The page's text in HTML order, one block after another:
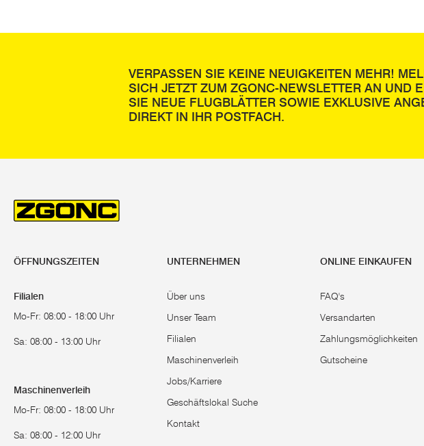
VERPASSEN SIE KEINE NEUIGKEITEN MEHR!
SICH JETZT ZUM ZGONC-NEWSLETTER AN UND
SIE NEUE FLUGBLÄTTER SOWIE EXKLUSIVE
DIREKT IN IHR POSTFACH.
ÖFFNUNGSZEITEN
Filialen
Mo-Fr: 08:00 - 18:00 Uhr
Sa: 08:00 - 13:00 Uhr
Maschinenverleih
Mo-Fr: 08:00 - 18:00 Uhr
Sa: 08:00 - 12:00 Uhr
UNTERNEHMEN
Über uns
Unser Team
Filialen
Maschinenverleih
Jobs/Karriere
Geschäftslokal Suche
Kontakt
ONLINE EINKAUFEN
FAQ's
Versandarten
Zahlungsmöglichkeiten
Gutscheine